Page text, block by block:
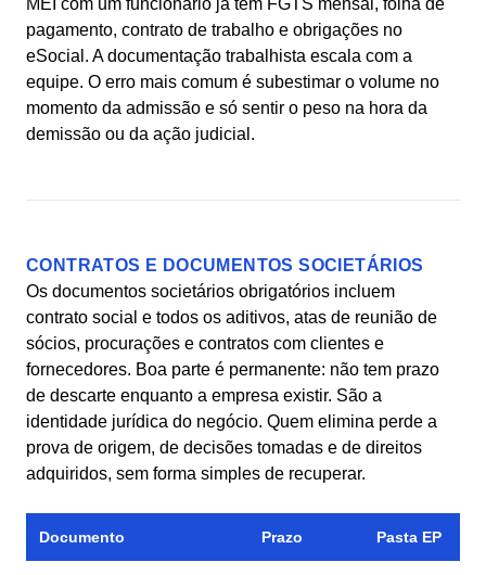
MEI com um funcionário já tem FGTS mensal, folha de
pagamento, contrato de trabalho e obrigações no
eSocial. A documentação trabalhista escala com a
equipe. O erro mais comum é subestimar o volume no
momento da admissão e só sentir o peso na hora da
demissão ou da ação judicial.
CONTRATOS E DOCUMENTOS SOCIETÁRIOS
Os documentos societários obrigatórios incluem
contrato social e todos os aditivos, atas de reunião de
sócios, procurações e contratos com clientes e
fornecedores. Boa parte é permanente: não tem prazo
de descarte enquanto a empresa existir. São a
identidade jurídica do negócio. Quem elimina perde a
prova de origem, de decisões tomadas e de direitos
adquiridos, sem forma simples de recuperar.
Documento Prazo Pasta EP